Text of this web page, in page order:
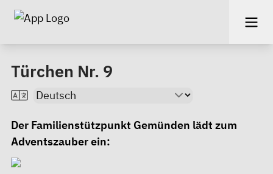
Türchen Nr. 9
Der Familienstützpunkt Gemünden lädt zum
Adventszauber ein: